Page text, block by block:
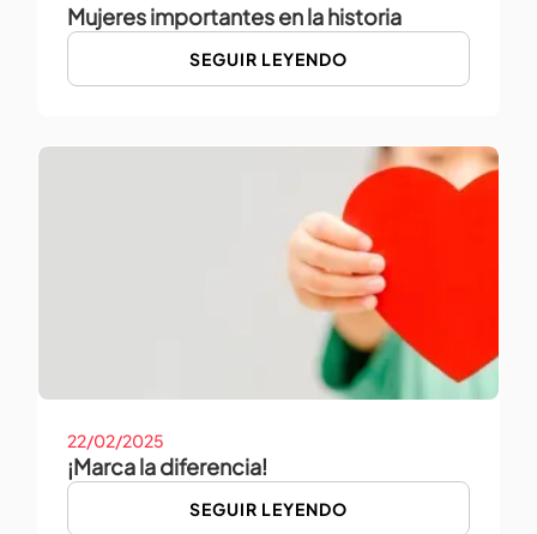
Mujeres importantes en la historia
SEGUIR LEYENDO
22/02/2025
¡Marca la diferencia!
SEGUIR LEYENDO